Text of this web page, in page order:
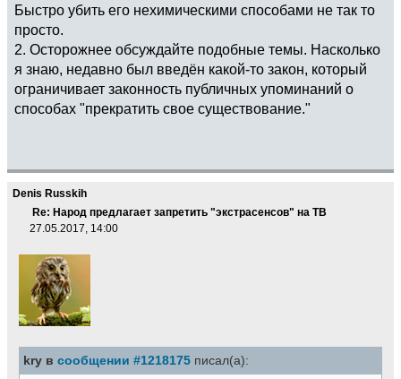
Быстро убить его нехимическими способами не так то
просто.
2. Осторожнее обсуждайте подобные темы. Насколько
я знаю, недавно был введён какой-то закон, который
ограничивает законность публичных упоминаний о
способах "прекратить свое существование."
Denis Russkih
Re: Народ предлагает запретить "экстрасенсов" на ТВ
27.05.2017, 14:00
kry в сообщении #1218175 писал(а):